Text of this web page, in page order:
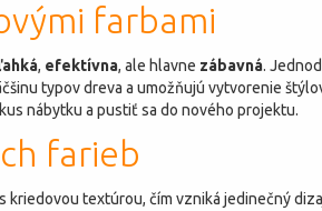
farbami
, efektívna, ale hlavne zábavná.
typov dreva a umožňujú vytvorenie
nábytku a pustiť sa do nového projektu.
farieb
kriedovou textúrou, čím vzniká jedinečný